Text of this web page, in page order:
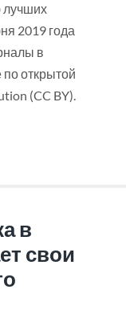
лучших
2019 года
в
открытой
(CC BY).
в
свои